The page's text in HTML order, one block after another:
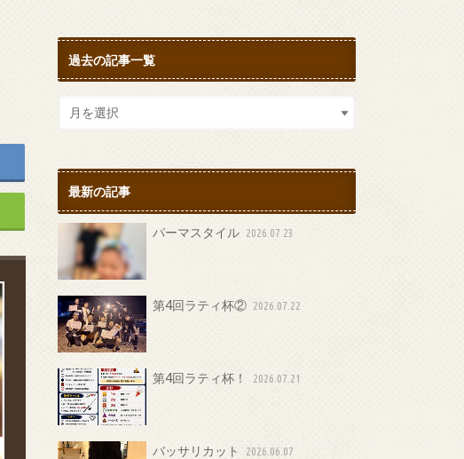
過去の記事一覧
最新の記事
パーマスタイル 2026.07.23
第4回ラティ杯② 2026.07.22
第4回ラティ杯！ 2026.07.21
バッサリカット 2026.06.07